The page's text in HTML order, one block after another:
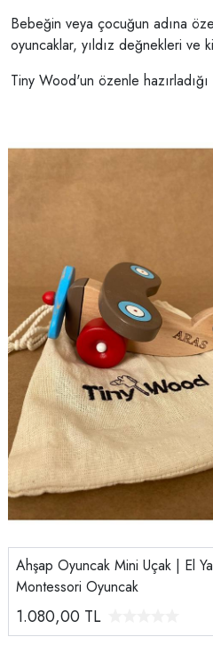
Bebeğin veya çocuğun adına
oyuncaklar, yıldız değnekleri ve
Tiny Wood'un özenle
Ahşap Oyuncak Mini Uçak | El
Montessori Oyuncak
1.080,00 TL